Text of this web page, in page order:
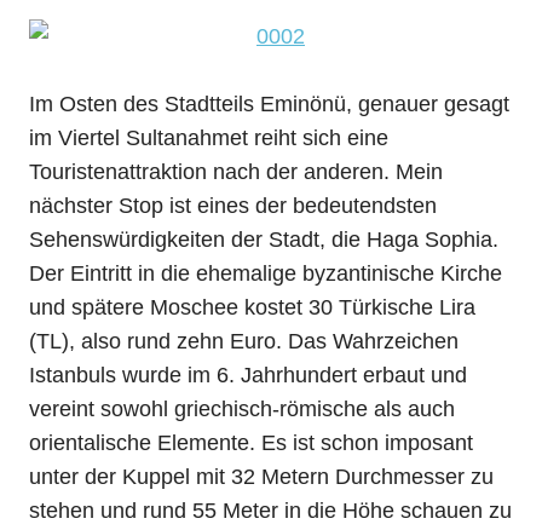
Im Osten des Stadtteils Eminönü, genauer gesagt
im Viertel Sultanahmet reiht sich eine
Touristenattraktion nach der anderen. Mein
nächster Stop ist eines der bedeutendsten
Sehenswürdigkeiten der Stadt, die Haga Sophia.
Der Eintritt in die ehemalige byzantinische Kirche
und spätere Moschee kostet 30 Türkische Lira
(TL), also rund zehn Euro. Das Wahrzeichen
Istanbuls wurde im 6. Jahrhundert erbaut und
vereint sowohl griechisch-römische als auch
orientalische Elemente. Es ist schon imposant
unter der Kuppel mit 32 Metern Durchmesser zu
stehen und rund 55 Meter in die Höhe schauen zu